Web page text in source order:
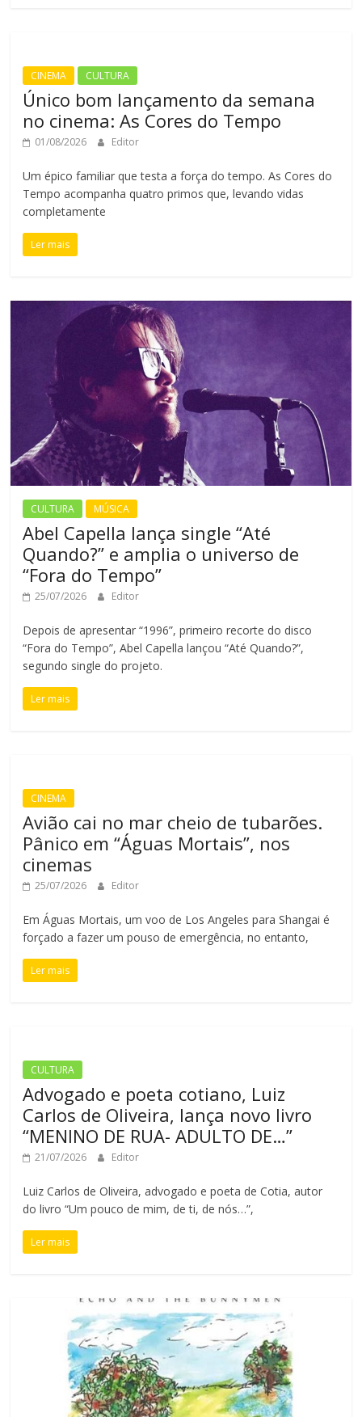
CINEMA CULTURA
Único bom lançamento da semana
no cinema: As Cores do Tempo
01/08/2026 Editor
Um épico familiar que testa a força do tempo. As Cores do
Tempo acompanha quatro primos que, levando vidas
completamente
Ler mais
CULTURA MÚSICA
Abel Capella lança single “Até
Quando?” e amplia o universo de
“Fora do Tempo”
25/07/2026 Editor
Depois de apresentar “1996”, primeiro recorte do disco
“Fora do Tempo”, Abel Capella lançou “Até Quando?”,
segundo single do projeto.
Ler mais
CINEMA
Avião cai no mar cheio de tubarões.
Pânico em “Águas Mortais”, nos
cinemas
25/07/2026 Editor
Em Águas Mortais, um voo de Los Angeles para Shangai é
forçado a fazer um pouso de emergência, no entanto,
Ler mais
CULTURA
Advogado e poeta cotiano, Luiz
Carlos de Oliveira, lança novo livro
“MENINO DE RUA- ADULTO DE…”
21/07/2026 Editor
Luiz Carlos de Oliveira, advogado e poeta de Cotia, autor
do livro “Um pouco de mim, de ti, de nós…”,
Ler mais